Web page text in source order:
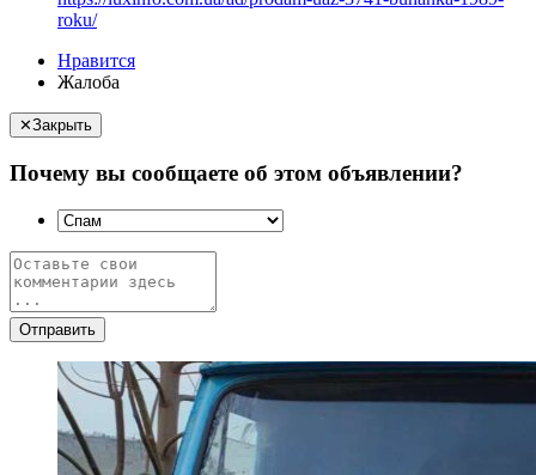
roku/
Нравится
Жалоба
✕Закрыть
Почему вы сообщаете об этом объявлении?
Отправить